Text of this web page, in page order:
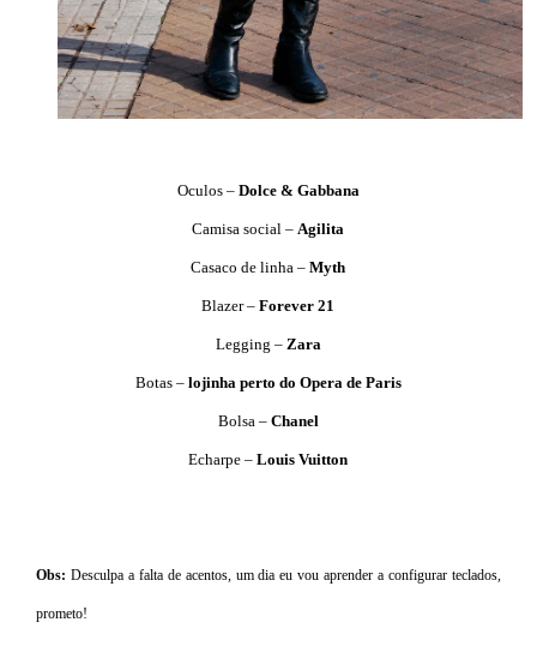
Oculos – Dolce & Gabbana
Camisa social – Agilita
Casaco de linha –Myth
Blazer –Forever 21
Legging – Zara
Botas – lojinha perto do Opera de Paris
Bolsa – Chanel
Echarpe –Louis Vuitton
Obs: Desculpa a falta de acentos, um dia eu vou aprender a configurar teclados,
prometo!